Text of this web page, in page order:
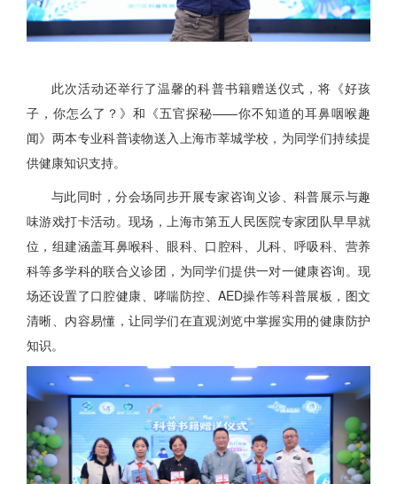
此次活动还举行了温馨的科普书籍赠送仪式，将《好孩
子，你怎么了？》和《五官探秘——你不知道的耳鼻咽喉趣
闻》两本专业科普读物送入上海市莘城学校，为同学们持续提
供健康知识支持。
与此同时，分会场同步开展专家咨询义诊、科普展示与趣
味游戏打卡活动。现场，上海市第五人民医院专家团队早早就
位，组建涵盖耳鼻喉科、眼科、口腔科、儿科、呼吸科、营养
科等多学科的联合义诊团，为同学们提供一对一健康咨询。现
场还设置了口腔健康、哮喘防控、AED操作等科普展板，图文
清晰、内容易懂，让同学们在直观浏览中掌握实用的健康防护
知识。